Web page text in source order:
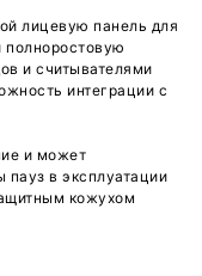
лицевую панель для
полноростовую
и считывателями
интеграции с
и может
пауз в эксплуатации
кожухом